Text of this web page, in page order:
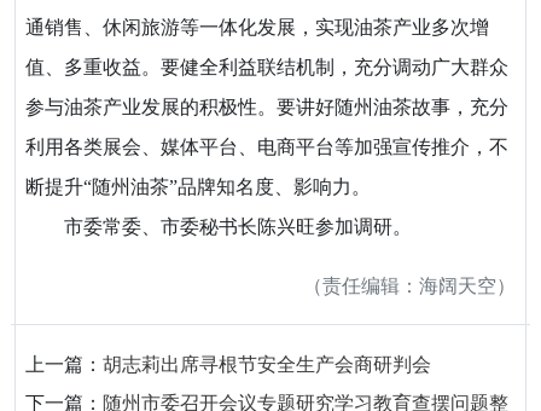
通销售、休闲旅游等一体化发展，实现油茶产业多次增
值、多重收益。要健全利益联结机制，充分调动广大群众
参与油茶产业发展的积极性。要讲好随州油茶故事，充分
利用各类展会、媒体平台、电商平台等加强宣传推介，不
断提升“随州油茶”品牌知名度、影响力。
市委常委、市委秘书长陈兴旺参加调研。
（责任编辑：海阔天空）
上一篇： 胡志莉出席寻根节安全生产会商研判会
下一篇： 随州市委召开会议专题研究学习教育查摆问题整